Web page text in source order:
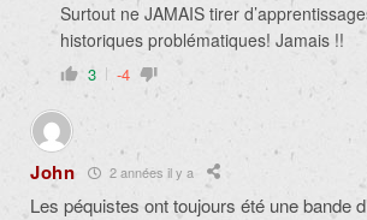
Surtout ne JAMAIS tirer
historiques problématiques! Jamais !!
3 -4
John 2 années il y a
Les péquistes ont toujours été une bande